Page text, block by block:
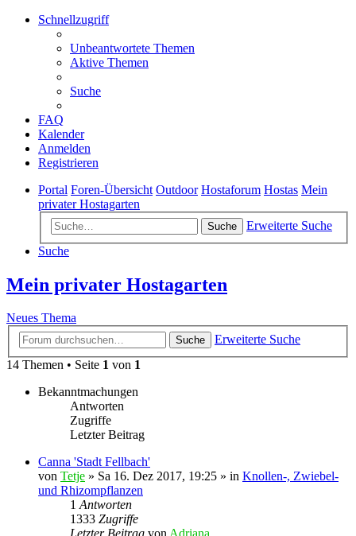
Schnellzugriff
Unbeantwortete Themen
Aktive Themen
Suche
FAQ
Kalender
Anmelden
Registrieren
Portal Foren-Übersicht Outdoor Hostaforum Hostas Mein
privater Hostagarten
Suche
Erweiterte Suche
Suche
Mein privater Hostagarten
Neues Thema
Suche
Erweiterte Suche
14 Themen • Seite 1 von 1
Bekanntmachungen
Antworten
Zugriffe
Letzter Beitrag
Canna 'Stadt Fellbach'
von Tetje » Sa 16. Dez 2017, 19:25 » in Knollen-, Zwiebel-
und Rhizompflanzen
1 Antworten
1333 Zugriffe
Letzter Beitrag von Adriana